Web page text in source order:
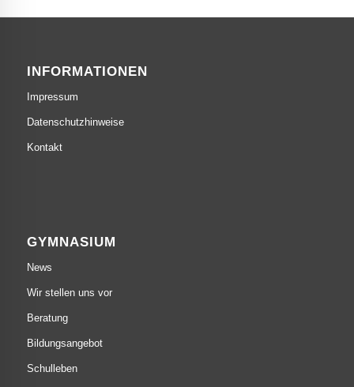
INFORMATIONEN
Impressum
Datenschutzhinweise
Kontakt
GYMNASIUM
News
Wir stellen uns vor
Beratung
Bildungsangebot
Schulleben